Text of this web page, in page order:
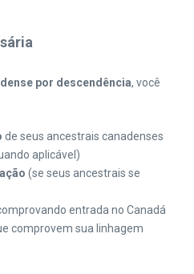
por descendência, você
de seus ancestrais canadenses
aplicável)
(se seus ancestrais se
entrada no Canadá
comprovem sua linhagem